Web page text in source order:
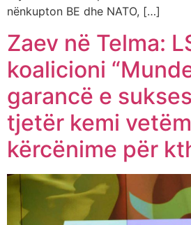
nënkupton BE dhe NATO, […]
Zaev në Telma:
koalicioni
garancë e
tjetër kemi vetëm
kërcënime për